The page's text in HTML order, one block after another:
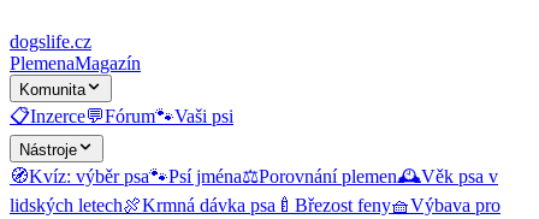
dogslife.cz
PlemenaMagazín
Komunita
📋Inzerce💬Fórum🐾Vaši psi
Nástroje
🧭Kvíz: výběr psa🐾Psí jména⚖️Porovnání plemen🕰️Věk psa v
lidských letech🍖Krmná dávka psa 🍼 Březost feny🧺Výbava pro